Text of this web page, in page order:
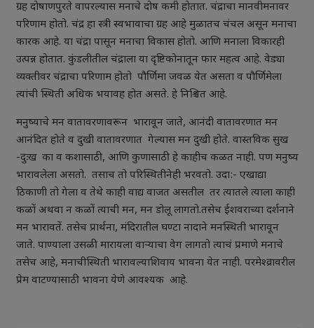
ग्रह दोषाणपुरते वापरल्यास मनाचे दोष कमी होतात. चंद्राचा मानवीमनावर
परिणाम होतो. चंद्र हा स्त्री स्वभावाचा ग्रह आहे मुळातच चंचल असून मनाचा
कारक आहे. या चंद्रा पासून मनाचा विकास होतो. आणि मनाला विकारही
उत्पन्न होतात. कुंडलीतील चंद्राला या दृष्टिकोनातून फार महत्व आहे. वेड्या
व्यक्तीवर चंद्राचा परिणाम होतो पौर्णिमा जवळ येत असता व पौर्णिमेला
त्यांची स्थिती अधिक भयावह होत असते. हे निश्चित आहे.
मनुष्याचे मन वातावरणावरून भारावून जाते, आनंदी वातावरणात मन
आनंदित होते व दुखी वातावरणात गेल्यास मन दुखी होते. वास्तविक सुख
-दुःख का व कशासाठी, आणि कुणासाठी हे काहीच कळत नाही. पण मनुष्य
भारावलेला असतो. तसाच तो परिस्थितीनेही भरवतो. उदा:- एखाद्या
ठिकाणी तो गेला व तेथे काही वाद्य वाजत असतील तर त्यातले त्याला काही
कळों अथवा न कळों त्याची मन, मन डोलू लागतो.तसेच ईशवराच्या दर्शनाने
मन भारावतें. तसेच प्रार्थना, मंदिरातील घण्टा नादाने मनस्थिती भारावून
जाते. पाण्याला उसळी मारायला वाऱ्याचा वेग लागतो त्याचं प्रमाणे मनाचे
तसेच आहे, मनाचीस्थिती भारावल्याशिवाय भावना येत नाही. परमेश्व्रावरील
प्रेम वाटण्यासाठी भावना येणे आवश्यक आहे.